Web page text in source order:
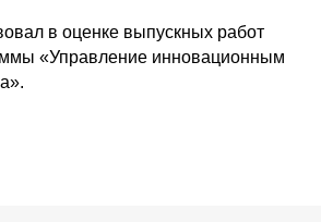
в оценке выпускных работ
«Управление инновационным